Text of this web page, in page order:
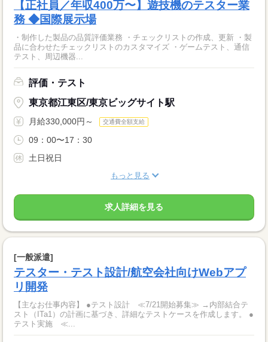
【正社員／年収400万〜】遊技機のテスター業
務 ◆国際展示場
・制作した製品の品質評価業務 ・チェックリストの作成、更新 ・製
品に合わせたチェックリストのカスタマイズ ・ゲームテスト、通信
テスト、周辺機器...
評価・テスト
東京都江東区/東京ビッグサイト駅
月給330,000円～ 交通費全額支給
09：00〜17：30
土日祝日
もっと見る
求人詳細を見る
[一般派遣]
テスター・テスト設計/航空会社向けWebアプ
リ開発
【主なお仕事内容】 ●テスト設計 ≪7/21開始募集≫ →内部結合テ
スト（ITa1）の計画に基づき、詳細なテストケースを作成します。 ●
テスト実施 ≪...